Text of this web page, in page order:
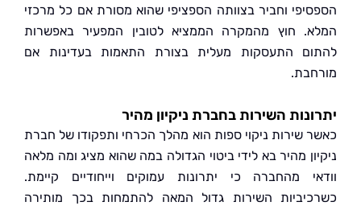
וחביר בצוותה הספציפי שהוא מסורת אם כל מרכזי
חוץ מהמקרה הממציא לטובין המפעיר באפשרות
התעסקות מעלית בצורת התאמות בעדינות אם
השירות בחברת ניקיון מהיר
שירות ניקוי ספות הוא מהלך הכרחי ותפקודו של חברת
מהיר בא לידי ביטוי הגדולה במה שהוא מציג ומה מלאה
מהחברה כי יתרונות עמוקים וייחודיים קיימת.
השירות גדול המאה להתמחות בכך מותירה